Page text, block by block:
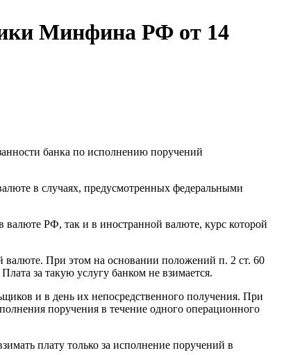
Минфина РФ от 14
банка по исполнению поручений
в случаях, предусмотренных федеральными
валюте РФ, так и в иностранной валюте, курс которой
валюте. При этом на основании положений п. 2 ст. 60
за такую услугу банком не взимается.
и в день их непосредственного получения. При
поручения в течение одного операционного
плату только за исполнение поручений в